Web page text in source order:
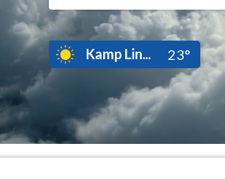
Kamp Lin... 23°